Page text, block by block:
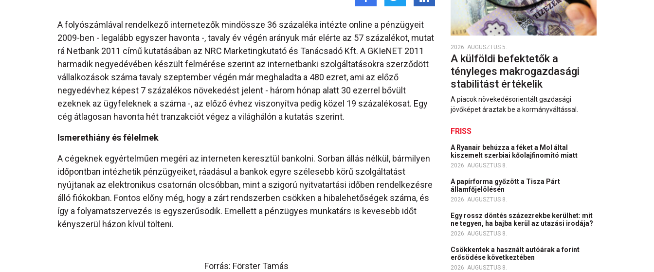
A folyószámlával rendelkező internetezők mindössze 36 százaléka intézte online a pénzügyeit
2009-ben - legalább egyszer havonta -, tavaly év végén arányuk már elérte az 57 százalékot, mutat
rá Netbank 2011 című kutatásában az NRC Marketingkutató és Tanácsadó Kft. A GKIeNET 2011
harmadik negyedévében készült felmérése szerint az internetbanki szolgáltatásokra szerződött
vállalkozások száma tavaly szeptember végén már meghaladta a 480 ezret, ami az előző
negyedévhez képest 7 százalékos növekedést jelent - három hónap alatt 30 ezerrel bővült
ezeknek az ügyfeleknek a száma -, az előző évhez viszonyítva pedig közel 19 százalékosat. Egy
cég átlagosan havonta hét tranzakciót végez a világhálón a kutatás szerint.
Ismerethiány és félelmek
A cégeknek egyértelműen megéri az interneten keresztül bankolni. Sorban állás nélkül, bármilyen
időpontban intézhetik pénzügyeiket, ráadásul a bankok egyre szélesebb körű szolgáltatást
nyújtanak az elektronikus csatornán olcsóbban, mint a szigorú nyitvatartási időben rendelkezésre
álló fiókokban. Fontos előny még, hogy a zárt rendszerben csökken a hibalehetőségek száma, és
így a folyamatszervezés is egyszerűsödik. Emellett a pénzügyes munkatárs is kevesebb időt
kényszerül házon kívül tölteni.
Forrás: Förster Tamás
2026. AUGUSZTUS 5.
A külföldi befektetők a
tényleges makrogazdasági
stabilitást értékelik
A piacok növekedésorientált gazdasági
jövőképet áraztak be a kormányváltással.
FRISS
A Ryanair behúzza a féket a Mol által
kiszemelt szerbiai kőolajfinomító miatt
2026. AUGUSZTUS 8.
A papírforma győzött a Tisza Párt
államfőjelölésén
2026. AUGUSZTUS 8.
Egy rossz döntés százezrekbe kerülhet: mit
ne tegyen, ha bajba kerül az utazási irodája?
2026. AUGUSZTUS 8.
Csökkentek a használt autóárak a forint
erősödése következtében
2026. AUGUSZTUS 8.